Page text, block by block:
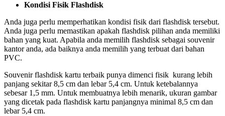
Kondisi Fisik Flashdisk
Anda juga perlu memperhatikan kondisi fisik dari flashdisk tersebut.
Anda juga perlu memastikan apakah flashdisk pilihan anda memiliki
bahan yang kuat. Apabila anda memilih flashdisk sebagai souvenir
kantor anda, ada baiknya anda memilih yang terbuat dari bahan
PVC.
Souvenir flashdisk kartu terbaik punya dimenci fisik kurang lebih
panjang sekitar 8,5 cm dan lebar 5,4 cm. Untuk ketebalannya
sebesar 1,5 mm. Untuk membuatnya lebih menarik, ukuran gambar
yang dicetak pada flashdisk kartu panjangnya minimal 8,5 cm dan
lebar 5,4 cm.